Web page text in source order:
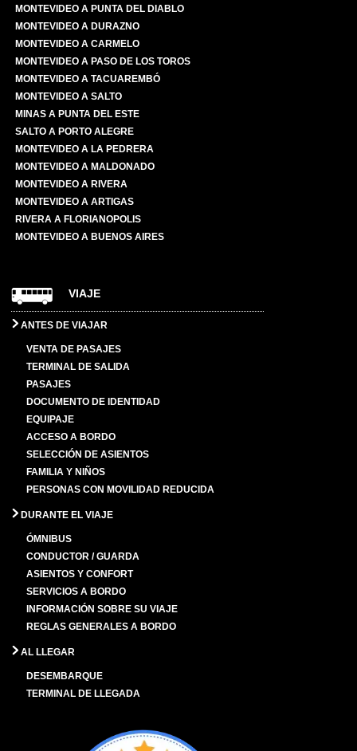
MONTEVIDEO A PUNTA DEL DIABLO
MONTEVIDEO A DURAZNO
MONTEVIDEO A CARMELO
MONTEVIDEO A PASO DE LOS TOROS
MONTEVIDEO A TACUAREMBÓ
MONTEVIDEO A SALTO
MINAS A PUNTA DEL ESTE
SALTO A PORTO ALEGRE
MONTEVIDEO A LA PEDRERA
MONTEVIDEO A MALDONADO
MONTEVIDEO A RIVERA
MONTEVIDEO A ARTIGAS
RIVERA A FLORIANOPOLIS
MONTEVIDEO A BUENOS AIRES
VIAJE
ANTES DE VIAJAR
VENTA DE PASAJES
TERMINAL DE SALIDA
PASAJES
DOCUMENTO DE IDENTIDAD
EQUIPAJE
ACCESO A BORDO
SELECCIÓN DE ASIENTOS
FAMILIA Y NIÑOS
PERSONAS CON MOVILIDAD REDUCIDA
DURANTE EL VIAJE
ÓMNIBUS
CONDUCTOR / GUARDA
ASIENTOS Y CONFORT
SERVICIOS A BORDO
INFORMACIÓN SOBRE SU VIAJE
REGLAS GENERALES A BORDO
AL LLEGAR
DESEMBARQUE
TERMINAL DE LLEGADA